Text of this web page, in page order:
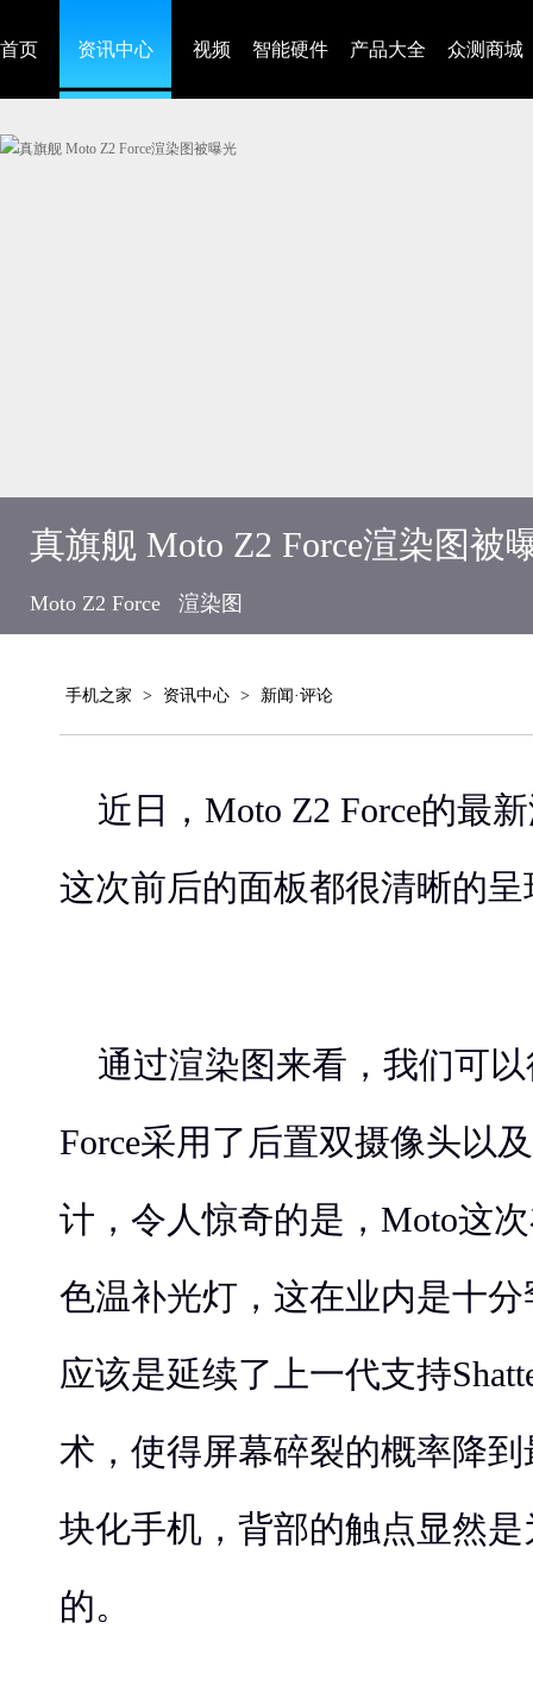
首页 资讯中心 视频 智能硬件 产品大全 众测商城
真旗舰 Moto Z2 Force渲染图被
Moto Z2 Force 渲染图
手机之家 > 资讯中心 > 新闻·评论
近日，Moto Z2 Force的最
这次前后的面板都很清晰的
通过渲染图来看，我们可
Force采用了后置双摄像头以
计，令人惊奇的是，Moto这
色温补光灯，这在业内是十
应该是延续了上一代支持
术，使得屏幕碎裂的概率降
块化手机，背部的触点显然是
的。